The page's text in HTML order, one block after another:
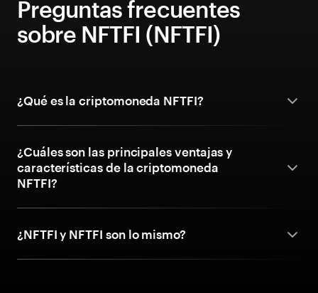
Preguntas frecuentes
sobre NFTFI (NFTFI)
¿Qué es la criptomoneda NFTFI?
¿Cuáles son las principales ventajas y
características de la criptomoneda
NFTFI?
¿NFTFI y NFTFI son lo mismo?